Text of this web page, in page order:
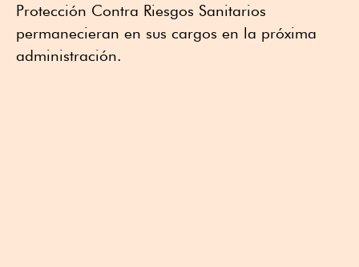
Protección Contra Riesgos Sanitarios
permanecieran en sus cargos en la próxima
administración.